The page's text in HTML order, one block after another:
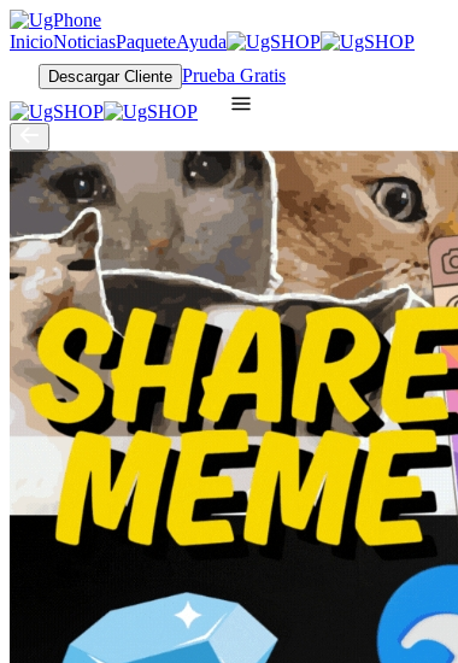
InicioNoticiasPaqueteAyuda
Descargar Cliente Prueba Gratis